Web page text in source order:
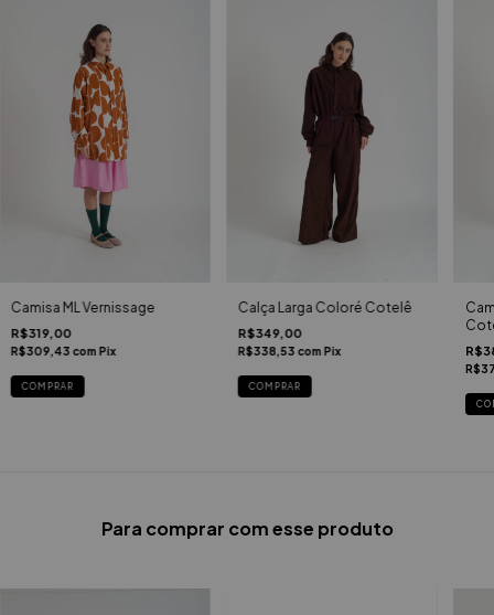
Camisa ML Vernissage
R$319,00
R$309,43 com Pix
COMPRAR
Calça Larga Coloré Cotelê
R$349,00
R$338,53 com Pix
COMPRAR
Para comprar com esse produto